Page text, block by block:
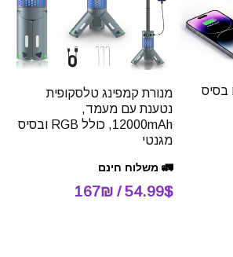
בסיס
מנורת קמפינג טלסקופית
נטענת עם מעמד,
12000mAh, כולל RGB ובסיס
מגנטי
🚛 משלוח חינם
54.99$ / 167₪